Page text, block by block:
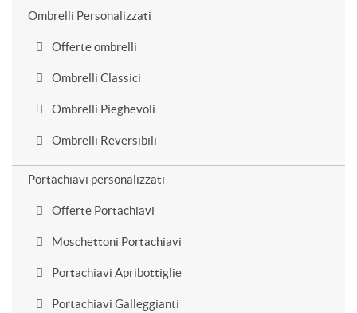
Ombrelli Personalizzati
Offerte ombrelli
Ombrelli Classici
Ombrelli Pieghevoli
Ombrelli Reversibili
Portachiavi personalizzati
Offerte Portachiavi
Moschettoni Portachiavi
Portachiavi Apribottiglie
Portachiavi Galleggianti